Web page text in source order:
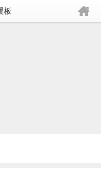
板